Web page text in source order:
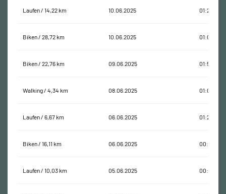
Laufen / 14,22 km 10.06.2025 01:25:14
Biken / 28,72 km 10.06.2025 01:08:12
Biken / 22,76 km 09.06.2025 01:53:02
Walking / 4,34 km 08.06.2025 01:03:19
Laufen / 6,67 km 06.06.2025 01:21:52
Biken / 16,11 km 06.06.2025 00:40:32
Laufen / 10,03 km 05.06.2025 00:48:21